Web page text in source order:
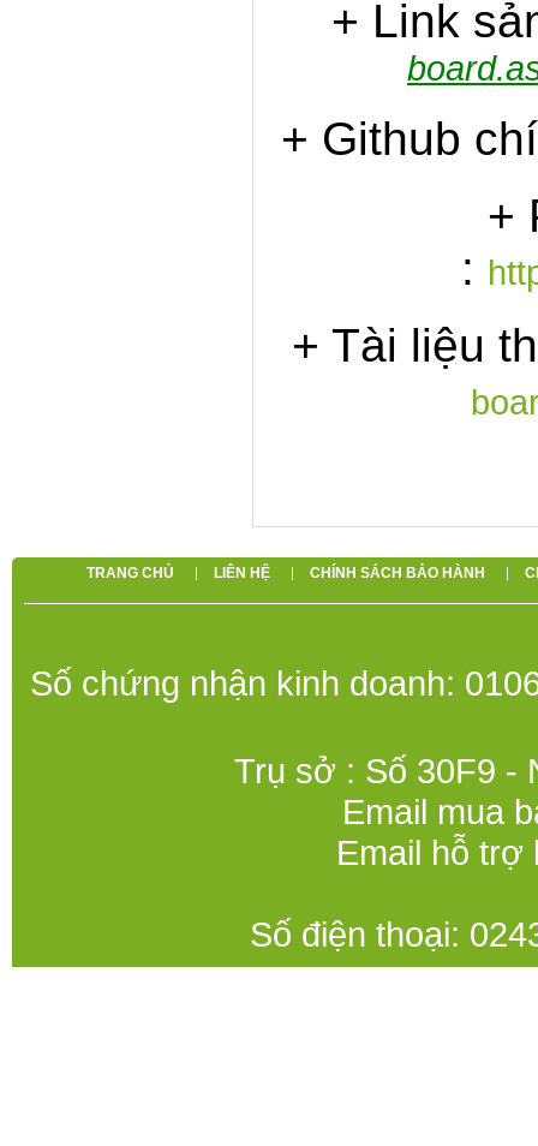
+ Link
+ Github
+
:
+ Tài liệu
TRANG CHỦ LIÊN HỆ CHÍNH SÁCH BẢO HÀNH
Số chứng nhận kinh doanh:
Trụ sở : Số 30F9 -
Email mua
Email hỗ trợ
Số điện thoại: